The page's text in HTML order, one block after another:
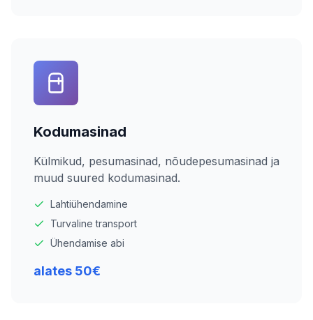
Kodumasinad
Külmikud, pesumasinad, nõudepesumasinad ja
muud suured kodumasinad.
Lahtiühendamine
Turvaline transport
Ühendamise abi
alates 50€